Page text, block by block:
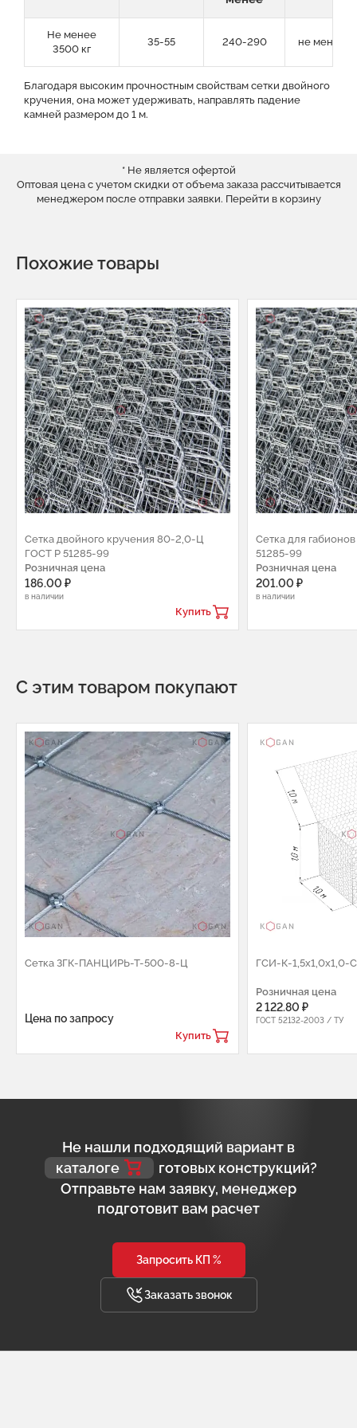
Не менее
3500 кг
35-55 240-290 не менее
Благодаря высоким прочностным свойствам сетки двойного
кручения, она может удерживать, направлять падение
камней размером до 1 м.
* Не является офертой
Оптовая цена с учетом скидки от объема заказа рассчитывается
менеджером после отправки заявки. Перейти в корзину
Похожие товары
Сетка двойного кручения 80-2,0-Ц
ГОСТ Р 51285-99
Розничная цена
186.00 ₽
в наличии
Купить
Сетка для
51285-99
Розничная цена
201.00 ₽
в наличии
С этим товаром покупают
Сетка ЗГК-ПАНЦИРЬ-Т-500-8-Ц
Цена по запросу
Купить
ГCИ-К-1,5х1,0х1,0-
Розничная цена
2 122.80 ₽
ГОСТ 52132-2003 / ТУ
Не нашли подходящий вариант в
каталоге
готовых конструкций?
Отправьте нам заявку, менеджер
подготовит вам расчет
Запросить КП %
Заказать звонок